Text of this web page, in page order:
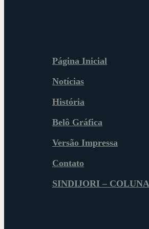
Página Inicial
Notícias
História
Belô Gráfica
Versão Impressa
Contato
SINDIJORI –